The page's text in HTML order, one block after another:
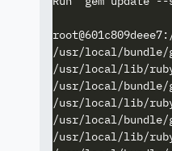
/usr/local/bundle/
/usr/local/lib/
/usr/local/bundle/
/usr/local/lib/
/usr/local/bundle/
/usr/local/lib/ruby/